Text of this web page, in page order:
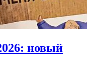
новый